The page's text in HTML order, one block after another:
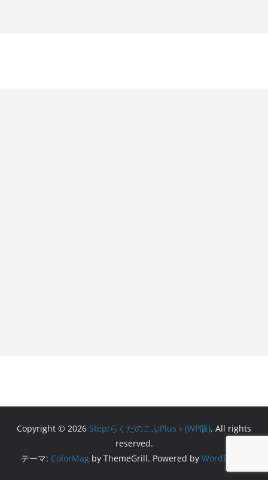
Copyright © 2026 Step!らくだのこぶPlus＋(WP版). All rights
reserved.
テーマ: ColorMag by ThemeGrill. Powered by WordPress